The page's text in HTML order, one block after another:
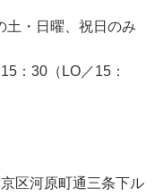
土・日曜、祝日のみ
：30（LO／15：
区河原町通三条下ル